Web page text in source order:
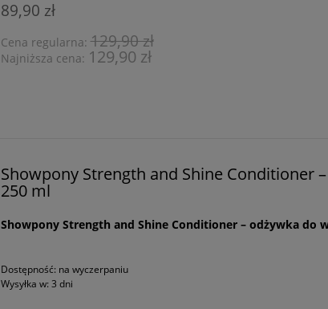
89,90 zł
Cena regularna: 129,90 zł
Najniższa cena: 129,90 zł
Showpony Strength and Shine Conditioner
250 ml
Showpony Strength and Shine Conditioner – odżywka do
Dostępność: na wyczerpaniu
Wysyłka w: 3 dni